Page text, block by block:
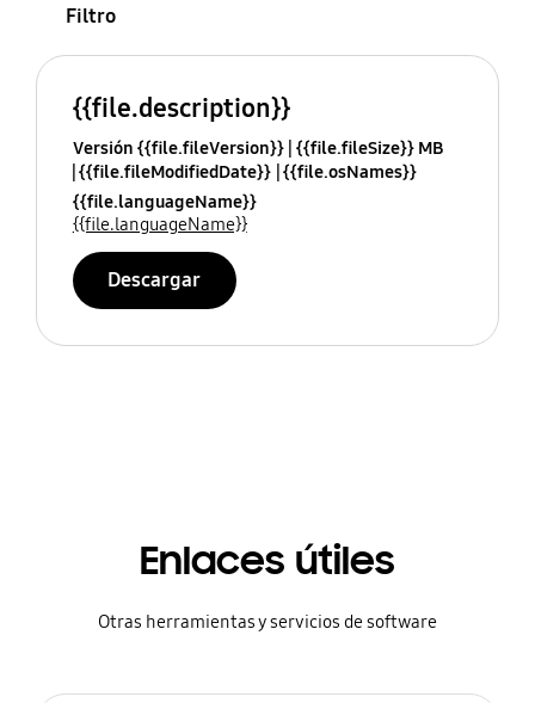
Filtro
{{file.description}}
Versión {{file.fileVersion}} {{file.fileSize}} MB
{{file.fileModifiedDate}} {{file.osNames}}
{{file.languageName}}
{{file.languageName}}
Descargar
Enlaces útiles
Otras herramientas y servicios de software